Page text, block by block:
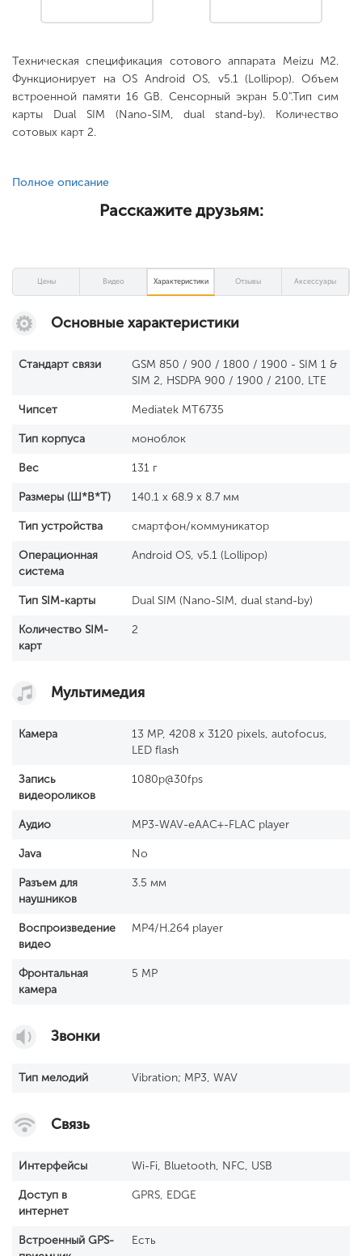
Техническая спецификация сотового аппарата Meizu M2.
Функционирует на OS Android OS, v5.1 (Lollipop). Объем
встроенной памяти 16 GB. Сенсорный экран 5.0".Тип сим
карты Dual SIM (Nano-SIM, dual stand-by). Количество
сотовых карт 2.
Полное описание
Расскажите друзьям:
Цены Видео Характеристики Отзывы Аксессуары
Основные характеристики
Стандарт связи
GSM 850 / 900 / 1800 / 1900 - SIM 1 &
SIM 2, HSDPA 900 / 1900 / 2100, LTE
Чипсет Mediatek MT6735
Тип корпуса моноблок
Вес 131 г
Размеры (Ш*В*Т) 140.1 x 68.9 x 8.7 мм
Тип устройства смартфон/коммуникатор
Операционная
система
Android OS, v5.1 (Lollipop)
Тип SIM-карты Dual SIM (Nano-SIM, dual stand-by)
Количество SIM-
карт
2
Мультимедия
Камера
13 MP, 4208 x 3120 pixels, autofocus,
LED flash
Запись
видеороликов
1080p@30fps
Аудио MP3-WAV-eAAC+-FLAC player
Java No
Разъем для
наушников
3.5 мм
Воспроизведение
видео
MP4/H.264 player
Фронтальная
камера
5 MP
Звонки
Тип мелодий Vibration; MP3, WAV
Связь
Интерфейсы Wi-Fi, Bluetooth, NFC, USB
Доступ в
интернет
GPRS, EDGE
Встроенный GРS-
Есть